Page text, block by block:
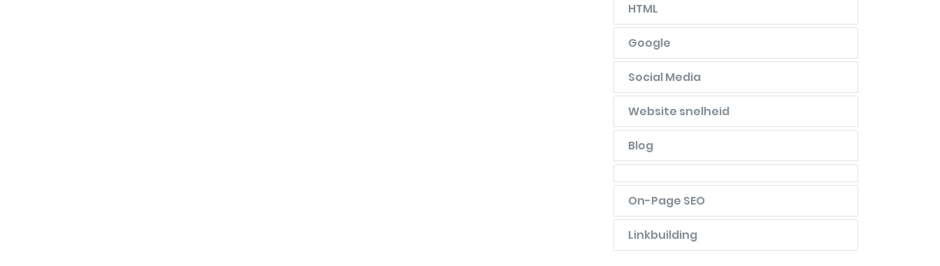
HTML
Google
Social Media
Website snelheid
Blog
On-Page SEO
Linkbuilding